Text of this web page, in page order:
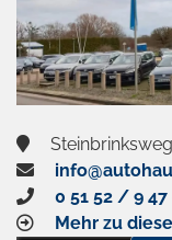
0 51 52 / 9 47
Mehr zu